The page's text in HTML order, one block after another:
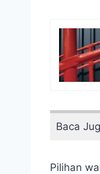
Baca
Pilihan